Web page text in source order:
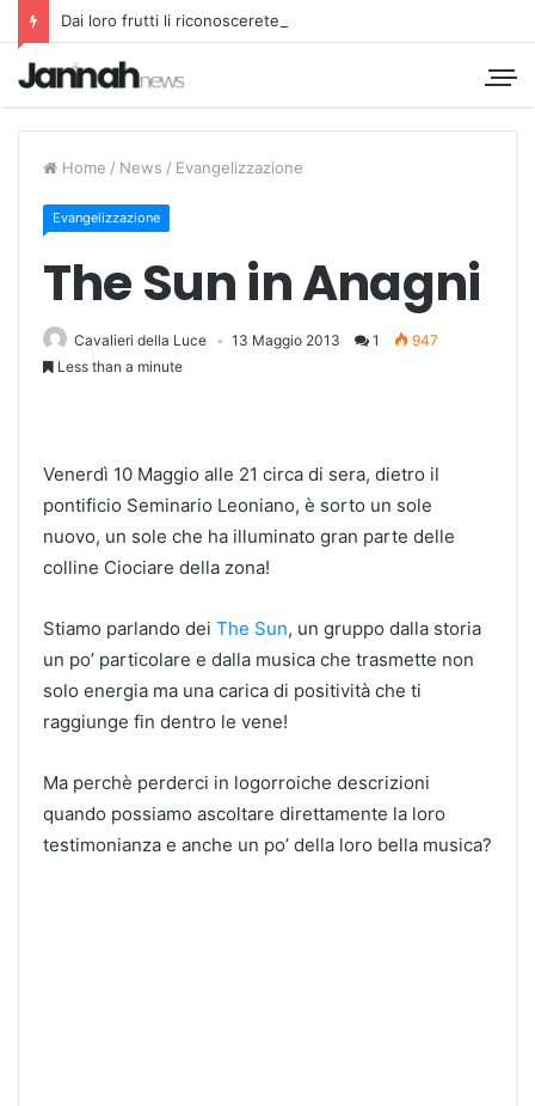
Dai loro frutti li riconoscerete
Home / News / Evangelizzazione
Evangelizzazione
The Sun in Anagni
Cavalieri della Luce 13 Maggio 2013 1
947
Less than a minute
Venerdì 10 Maggio alle 21 circa di sera, dietro il
pontificio Seminario Leoniano, è sorto un sole
nuovo, un sole che ha illuminato gran parte delle
colline Ciociare della zona!
Stiamo parlando dei The Sun, un gruppo dalla storia
un po’ particolare e dalla musica che trasmette non
solo energia ma una carica di positività che ti
raggiunge fin dentro le vene!
Ma perchè perderci in logorroiche descrizioni
quando possiamo ascoltare direttamente la loro
testimonianza e anche un po’ della loro bella musica?